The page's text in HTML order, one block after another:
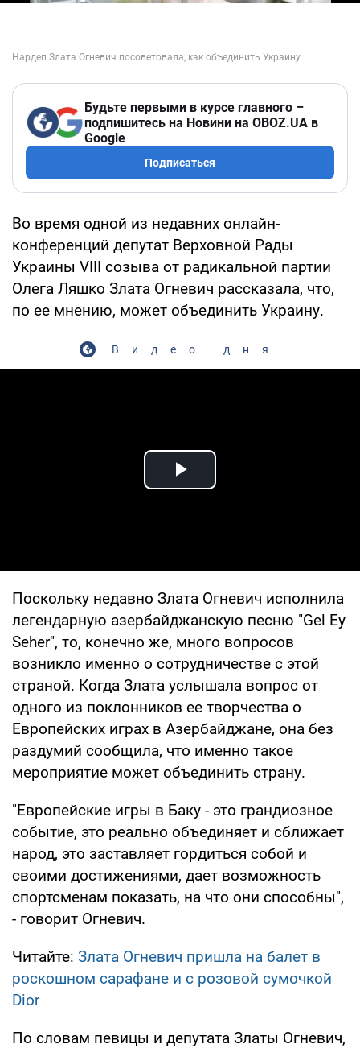
Будьте первыми в курсе главного –
подпишитесь на Новини на OBOZ.UA в
Google
Подписаться
Во время одной из недавних онлайн-
конференций депутат Верховной Рады
Украины VIII созыва от радикальной партии
Олега Ляшко Злата Огневич рассказала, что,
по ее мнению, может объединить Украину.
Видео дня
Play Video
Поскольку недавно Злата Огневич исполнила
легендарную азербайджанскую песню "Gel Ey
Seher", то, конечно же, много вопросов
возникло именно о сотрудничестве с этой
страной. Когда Злата услышала вопрос от
одного из поклонников ее творчества о
Европейских играх в Азербайджане, она без
раздумий сообщила, что именно такое
мероприятие может объединить страну.
"Европейские игры в Баку - это грандиозное
событие, это реально объединяет и сближает
народ, это заставляет гордиться собой и
своими достижениями, дает возможность
спортсменам показать, на что они способны",
- говорит Огневич.
Читайте: Злата Огневич пришла на балет в
роскошном сарафане и с розовой сумочкой
Dior
По словам певицы и депутата Златы Огневич,